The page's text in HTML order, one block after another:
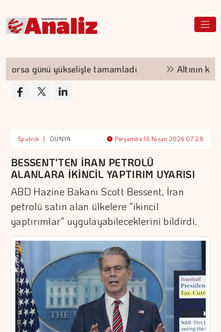
günü yükselişle tamamladı Altının
Sputnik | DÜNYA Perşembe 16 Nisan 2026 07:28
BESSENT'TEN İRAN PETROLÜ
ALANLARA İKİNCİL YAPTIRIM UYARISI
ABD Hazine Bakanı Scott Bessent, İran
petrolü satın alan ülkelere "ikincil
yaptırımlar" uygulayabileceklerini bildirdi.